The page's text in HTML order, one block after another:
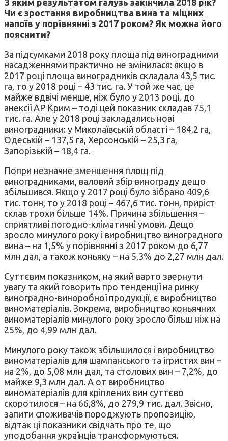
Чи є зростання виробництва вина та міцних
напоїв у порівнянні з 2017 роком? Як можна його
пояснити?
За підсумками 2018 року площа під виноградними
насадженнями практично не змінилася: якщо в
2017 році площа виноградників складала 43,5 тис.
га, то у 2018 році – 43 тис. га. У той же час, це
майже вдвічі менше, ніж було у 2013 році, до
анексії АР Крим – тоді цей показник складав 75,1
тис. га. Але у 2018 році закладались нові
виноградники: у Миколаївській області – 184,2 га,
Одеській – 137,5 га, Херсонській – 25,3 га,
Запорізькій – 18,4 га.
Попри незначне зменшення площ під
виноградниками, валовий збір винограду дещо
збільшився. Якщо у 2017 році було зібрано 409,6
тис. тонн, то у 2018 році – 467,6 тис. тонн, приріст
склав трохи більше 14%. Причина збільшення –
сприятливі погодно-кліматичні умови. Дещо
зросло минулого року і виробництво виноградного
вина – на 1,5% у порівнянні з 2017 роком до 6,77
млн дал, а також коньяку – на 5,3% до 2,27 млн дал.
Суттєвим показником, на який варто звернути
увагу та який говорить про тенденції на ринку
виноградно-виноробної продукції, є виробництво
виноматеріалів. Зокрема, виробництво коньячних
виноматеріалів минулого року зросло більш ніж на
25%, до 4,99 млн дал.
Минулого року також збільшилося і виробництво
виноматеріалів для шампанського та ігристих вин –
на 2%, до 5,08 млн дал, та столових вин – 7,2%, до
майже 9,3 млн дал. А от виробництво
виноматеріалів для кріплених вин суттєво
скоротилося – на 66,8%, до 279,9 тис. дал. Звісно,
запити споживачів породжують пропозицію,
відтак ці показники свідчать про те, що
уподобання українців трансформуються.